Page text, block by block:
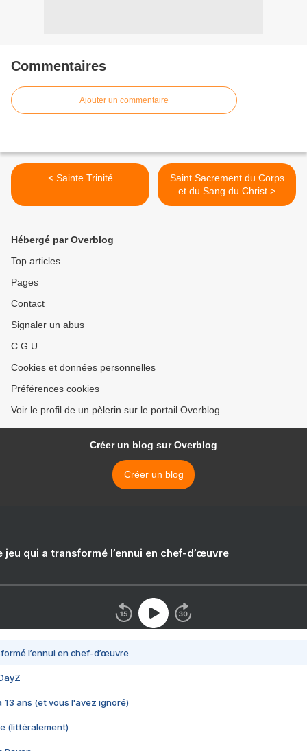
Commentaires
Ajouter un commentaire
< Sainte Trinité
Saint Sacrement du Corps
et du Sang du Christ >
Hébergé par Overblog
Top articles
Pages
Contact
Signaler un abus
C.G.U.
Cookies et données personnelles
Préférences cookies
Voir le profil de un pèlerin sur le portail Overblog
Créer un blog sur Overblog
Créer un blog
jeu qui a transformé l’ennui en chef-d’œuvre
l’ennui en chef-d’œuvre
13 ans (et vous l'avez ignoré)
(littéralement)